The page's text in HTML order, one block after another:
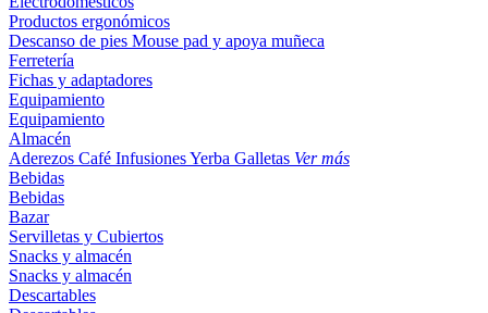
Productos ergonómicos
Descanso de pies Mouse pad y apoya muñeca
Ferretería
Fichas y adaptadores
Equipamiento
Equipamiento
Almacén
Aderezos Café InfusionesYerba Galletas Ver más
Bebidas
Bebidas
Bazar
Servilletas y Cubiertos
Snacks y almacén
Snacks y almacén
Descartables